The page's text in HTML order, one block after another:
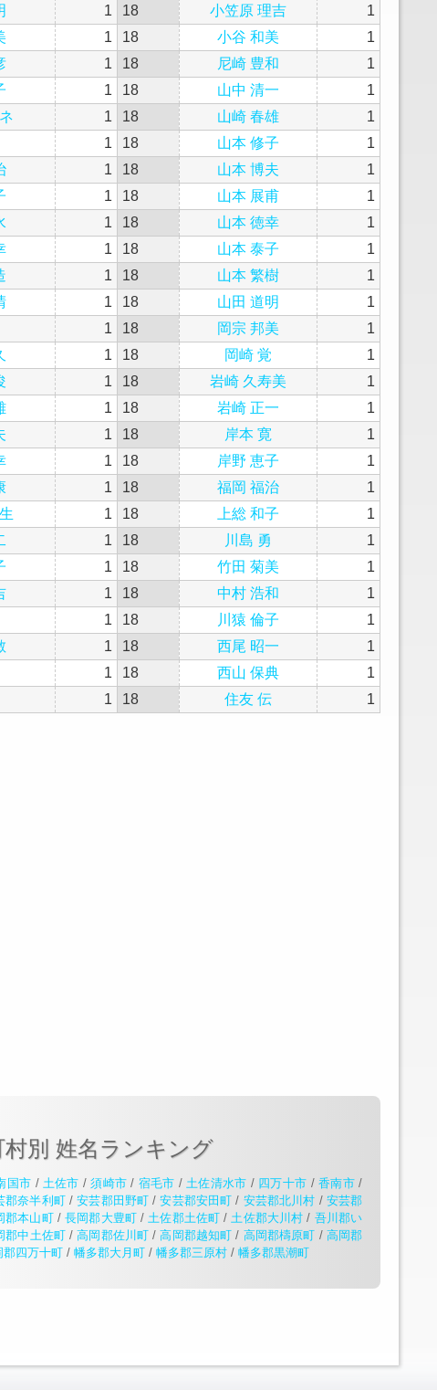
1 18 小笠原 理吉
1
1 18 小谷 和美
1
1 18 尼崎 豊和
1
1 18 山中 清一
1
1 18 山崎 春雄
1
1 18 山本 修子
1
1 18 山本 博夫
1
1 18 山本 展甫
1
1 18 山本 徳幸
1
1 18 山本 泰子
1
1 18 山本 繁樹
1
1 18 山田 道明
1
1 18 岡宗 邦美
1
1 18 岡崎 覚
1
1 18 岩崎 久寿美
1
1 18 岩崎 正一
1
1 18 岸本 寛
1
1 18 岸野 恵子
1
1 18 福岡 福治
1
1 18 上総 和子
1
1 18 川島 勇
1
1 18 竹田 菊美
1
1 18 中村 浩和
1
1 18 川猿 倫子
1
1 18 西尾 昭一
1
1 18 西山 保典
1
1 18 住友 伝 1
別 姓名ランキング
国市 / 土佐市 /須崎市 / 宿毛市 / 土佐清水市 / 四万十市 / 香南市/
郡奈半利町/安芸郡田野町 /安芸郡安田町 / 安芸郡北川村 / 安芸郡
郡本山町/長岡郡大豊町/ 土佐郡土佐町 / 土佐郡大川村 / 吾川郡い
郡中土佐町/高岡郡佐川町 /高岡郡越知町 / 高岡郡檮原町 / 高岡郡
郡四万十町 / 幡多郡大月町 / 幡多郡三原村 / 幡多郡黒潮町